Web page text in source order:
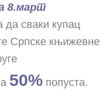
8.март
да сваки купац
Српске књижевне
50%попуста.